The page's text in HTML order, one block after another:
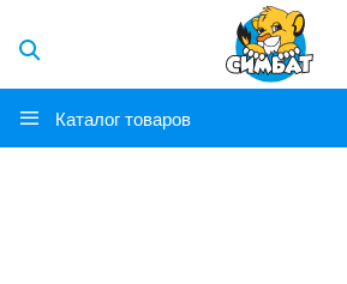
Каталог товаров